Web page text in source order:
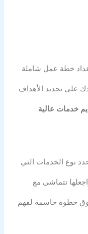
خطة عمل شاملة
على تحديد الأهداف
خدمات عالية
نوع الخدمات التي
تتماشى مع
خطوة حاسمة لفهم